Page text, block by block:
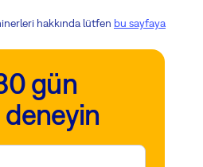
hakkında lütfen bu sayfaya
gün